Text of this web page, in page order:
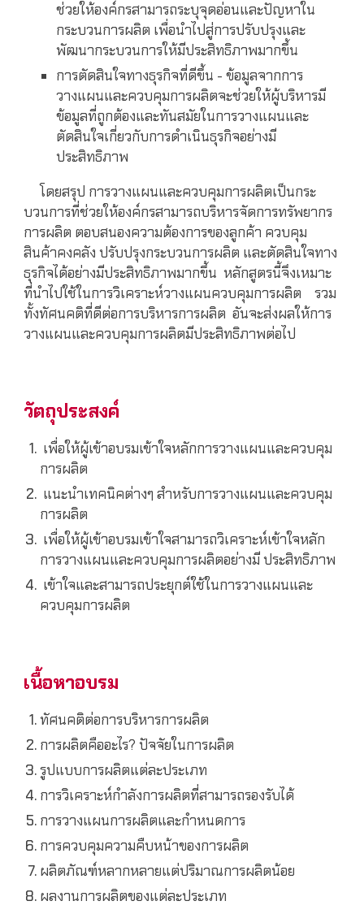
ช่วยให้องค์กรสามารถระบุจุดอ่อนและปัญหาใน
กระบวนการผลิต เพื่อนำไปสู่การปรับปรุงและ
พัฒนากระบวนการให้มีประสิทธิภาพมากขึ้น
การตัดสินใจทางธุรกิจที่ดีขึ้น - ข้อมูลจากการ
วางแผนและควบคุมการผลิตจะช่วยให้ผู้บริหารมี
ข้อมูลที่ถูกต้องและทันสมัยในการวางแผนและ
ตัดสินใจเกี่ยวกับการดำเนินธุรกิจอย่างมี
ประสิทธิภาพ
โดยสรุป การวางแผนและควบคุมการผลิตเป็นกระ
บวนการที่ช่วยให้องค์กรสามารถบริหารจัดการทรัพยากร
การผลิต ตอบสนองความต้องการของลูกค้า ควบคุม
สินค้าคงคลัง ปรับปรุงกระบวนการผลิต และตัดสินใจทาง
ธุรกิจได้อย่างมีประสิทธิภาพมากขึ้น หลักสูตรนี้จึงเหมาะ
ที่นำไปใช้ในการวิเคราะห์วางแผนควบคุมการผลิต รวม
ทั้งทัศนคติที่ดีต่อการบริหารการผลิต อันจะส่งผลให้การ
วางแผนและควบคุมการผลิตมีประสิทธิภาพต่อไป
วัตถุประสงค์
เพื่อให้ผู้เข้าอบรมเข้าใจหลักการวางแผนและควบคุม
การผลิต
แนะนำเทคนิคต่างๆ สำหรับการวางแผนและควบคุม
การผลิต
เพื่อให้ผู้เข้าอบรมเข้าใจสามารถวิเคราะห์เข้าใจหลัก
การวางแผนและควบคุมการผลิตอย่างมี ประสิทธิภาพ
เข้าใจและสามารถประยุกต์ใช้ในการวางแผนและ
ควบคุมการผลิต
เนื้อหาอบรม
ทัศนคติต่อการบริหารการผลิต
การผลิตคืออะไร? ปัจจัยในการผลิต
รูปแบบการผลิตแต่ละประเภท
การวิเคราะห์กำลังการผลิตที่สามารถรองรับได้
การวางแผนการผลิตและกำหนดการ
การควบคุมความคืบหน้าของการผลิต
ผลิตภัณฑ์หลากหลายแต่ปริมาณการผลิตน้อย
ผลงานการผลิตของแต่ละประเภท